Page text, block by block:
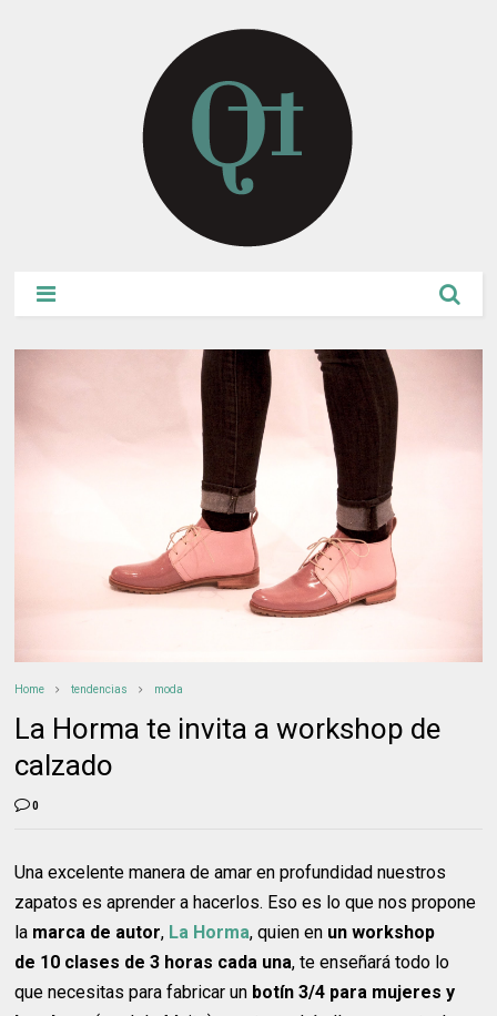
Home tendencias moda
La Horma te invita a workshop de
calzado
0
Una excelente manera de amar en profundidad nuestros
zapatos es aprender a hacerlos. Eso es lo que nos propone
la marca de autor, La Horma, quien en un workshop
de 10 clases de 3 horas cada una, te enseñará todo lo
que necesitas para fabricar un botín 3/4 para mujeres y